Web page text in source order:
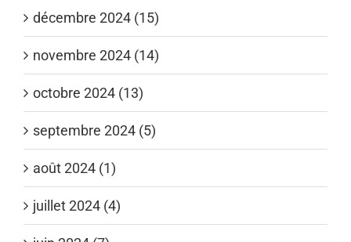
décembre 2024 (15)
novembre 2024 (14)
octobre 2024 (13)
septembre 2024 (5)
août 2024 (1)
juillet 2024 (4)